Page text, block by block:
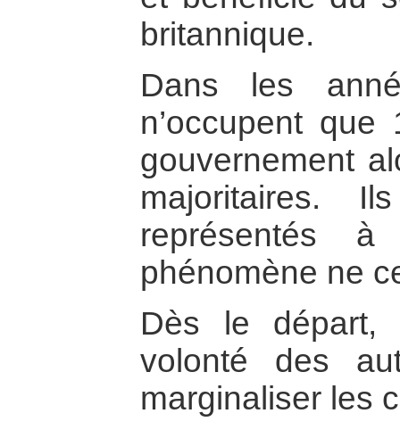
britannique.
Dans les
n’occupent
gouvernement
majoritaires.
représentés
phénomène ne
Dès le départ,
volonté des
marginaliser les